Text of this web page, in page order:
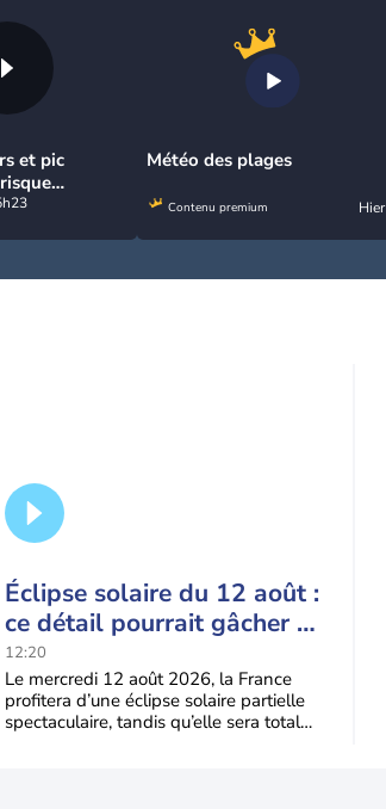
et pic
sur la
Météo des plages
Contenu premium Hier
Éclipse solaire du 12 août :
ce détail pourrait gâcher le
spectacle
12:20
Le mercredi 12 août 2026, la France
profitera d’une éclipse solaire partielle
spectaculaire, tandis qu’elle sera totale